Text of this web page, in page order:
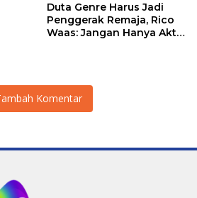
Duta Genre Harus Jadi
Penggerak Remaja, Rico
Waas: Jangan Hanya Aktif
Komentar